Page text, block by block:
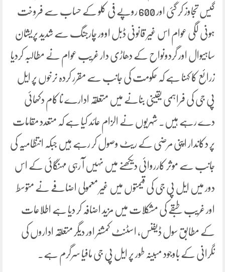
گیس تجاوز کر گئی اور 600 روپے فی کلو کے حساب سے فروخت
ہونی لگی عوام اس غیر قانونی ڈبل اوور چارجنگ سے شدید پریشان
ساہیوال اور گردونواح کے دھاڑی دار غریب عوام نے مطالبہ کردیا
زرائع کا کہنا ہے کہ حکومت کی جانب سے مقرر کردہ نرخوں پر ایل
پی جی کی فراہمی یقینی بنانے میں متعلقہ ادارے نا کام دکھائی
دے رہے ہیں۔ شہریوں نے الزام عائد کیا ہے کہ متعدد مقامات
پر دکاندار اپنی مرضی کے ریٹ وصول کر رہے ہیں جبکہ انتظامیہ کی
جانب سے موثر کارروائی دیکھنے میں نہیں آ رہی مہنگائی کے اس
دور میں ایل پی جی کی قیمتوں میں غیر معمولی اضافے نے متوسط
اور غریب طبقے کی مشکلات میں مزید اضافہ کر دیا ہے اطلاعات
کے مطابق سول ڈیفنس، اسٹنٹ کمشنر اور دیگر متعلقہ اداروں کی
نگرانی کے باوجود مبینہ طور پر ایل پی جی مافیا سرگرم ہے۔